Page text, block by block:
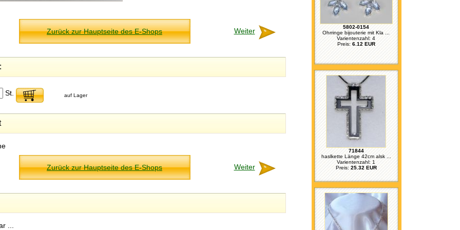
5802-0154
Ohrringe bijouterie mit Kla ...
Varientenzahl: 4
Preis:6.12 EUR
71844
haslkette Länge 42cm alsk ...
Varientenzahl: 1
Preis: 25.32 EUR
Zurück zur Hauptseite des E-Shops Weiter
St. auf Lager
Zurück zur Hauptseite des E-Shops Weiter
...